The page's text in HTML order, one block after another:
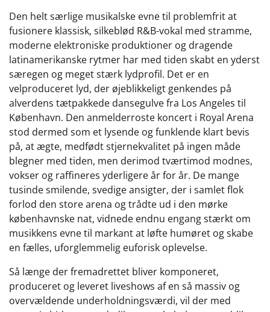
Den helt særlige musikalske evne til problemfrit at
fusionere klassisk, silkeblød R&B-vokal med stramme,
moderne elektroniske produktioner og dragende
latinamerikanske rytmer har med tiden skabt en yderst
særegen og meget stærk lydprofil. Det er en
velproduceret lyd, der øjeblikkeligt genkendes på
alverdens tætpakkede dansegulve fra Los Angeles til
København. Den anmelderroste koncert i Royal Arena
stod dermed som et lysende og funklende klart bevis
på, at ægte, medfødt stjernekvalitet på ingen måde
blegner med tiden, men derimod tværtimod modnes,
vokser og raffineres yderligere år for år. De mange
tusinde smilende, svedige ansigter, der i samlet flok
forlod den store arena og trådte ud i den mørke
københavnske nat, vidnede endnu engang stærkt om
musikkens evne til markant at løfte humøret og skabe
en fælles, uforglemmelig euforisk oplevelse.
Så længe der fremadrettet bliver komponeret,
produceret og leveret liveshows af en så massiv og
overvældende underholdningsværdi, vil der med